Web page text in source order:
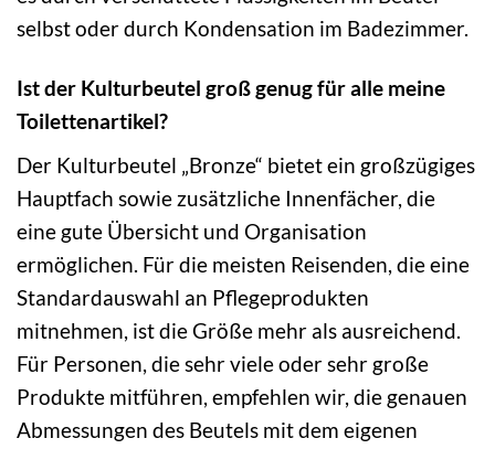
selbst oder durch Kondensation im Badezimmer.
Ist der Kulturbeutel groß genug für alle meine
Toilettenartikel?
Der Kulturbeutel „Bronze“ bietet ein großzügiges
Hauptfach sowie zusätzliche Innenfächer, die
eine gute Übersicht und Organisation
ermöglichen. Für die meisten Reisenden, die eine
Standardauswahl an Pflegeprodukten
mitnehmen, ist die Größe mehr als ausreichend.
Für Personen, die sehr viele oder sehr große
Produkte mitführen, empfehlen wir, die genauen
Abmessungen des Beutels mit dem eigenen